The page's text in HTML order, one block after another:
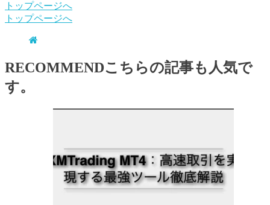
トップページへ
トップページへ
RECOMMENDこちらの記事も人気で
す。